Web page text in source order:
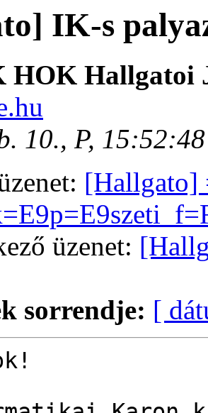
IK-s
HOK Hallgatoi
10., P,
[Hallgato]
üzenet:
sorrendje: [